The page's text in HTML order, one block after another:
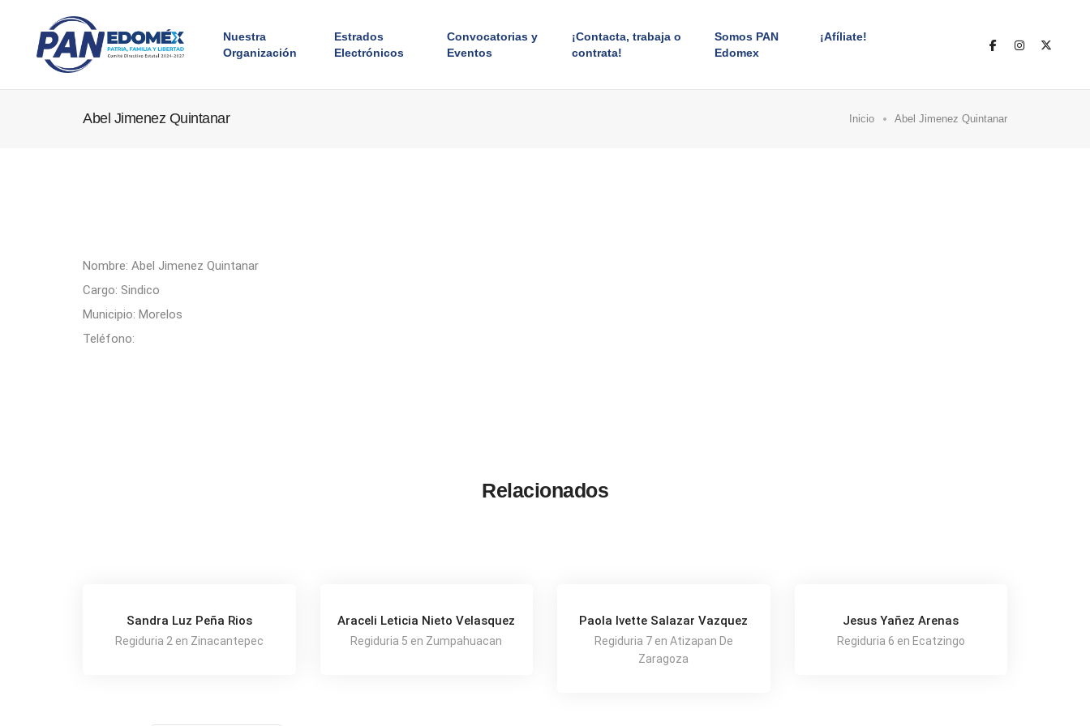
Nuestra
Organización
Estrados
Electrónicos
Convocatorias y
Eventos
¡Contacta, trabaja o
contrata!
Somos PAN
Edomex
¡Afíliate!
Abel Jimenez Quintanar Inicio Abel Jimenez Quintanar
Nombre: Abel Jimenez Quintanar
Cargo: Sindico
Municipio: Morelos
Teléfono:
Relacionados
Sandra Luz Peña Rios
Regiduria 2 en Zinacantepec
Araceli Leticia Nieto Velasquez
Regiduria 5 en Zumpahuacan
Paola Ivette Salazar Vazquez
Regiduria 7 en Atizapan De
Zaragoza
Jesus Yañez Arenas
Regiduria 6 en Ecatzingo